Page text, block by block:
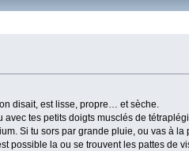
disait, est lisse, propre… et sèche.
tes petits doigts musclés de
Si tu sors par grande pluie, ou vas à la
possible la ou se trouvent les pattes de